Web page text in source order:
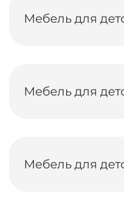
Мебель для
Мебель для
Мебель для